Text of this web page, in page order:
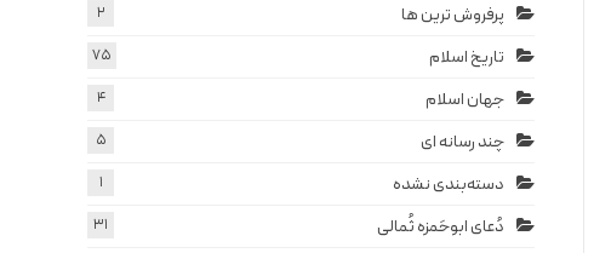
پرفروش ترین ها 2
تاریخ اسلام 75
جهان اسلام 4
چند رسانه ای 5
دسته‌بندی نشده 1
دُعای ابوحَمزه ثُمالی 31